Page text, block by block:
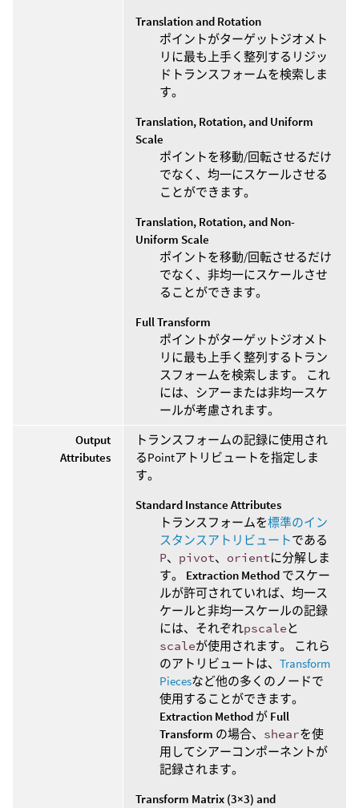
Translation and Rotation
ポイントがターゲットジオメト
リに最も上手く整列するリジッ
ドトランスフォームを検索しま
す。
Translation, Rotation, and Uniform
Scale
ポイントを移動/回転させるだけ
でなく、均一にスケールさせる
ことができます。
Translation, Rotation, and Non-
Uniform Scale
ポイントを移動/回転させるだけ
でなく、非均一にスケールさせ
ることができます。
Full Transform
ポイントがターゲットジオメト
リに最も上手く整列するトラン
スフォームを検索します。 これ
には、シアーまたは非均一スケ
ールが考慮されます。
Output
Attributes
トランスフォームの記録に使用され
るPointアトリビュートを指定しま
す。
Standard Instance Attributes
トランスフォームを標準のイン
スタンスアトリビュートである
P、 pivot、 orientに分解しま
す。 Extraction Method でスケー
ルが許可されていれば、均一ス
ケールと非均一スケールの記録
には、それぞれpscaleと
scaleが使用されます。 これら
のアトリビュートは、 Transform
Piecesなど他の多くのノードで
使用することができます。
Extraction Method が Full
Transform の場合、 shearを使
用してシアーコンポーネントが
記録されます。
Transform Matrix (3×3) and